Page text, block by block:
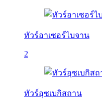
ทัวร์อาเซอร์ไบจาน
2
ทัวร์อุซเบกิสถาน